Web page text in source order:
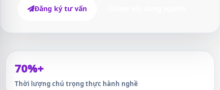
Đăng ký tư vấn
70%+
Thời lượng chú trọng thực hành nghề